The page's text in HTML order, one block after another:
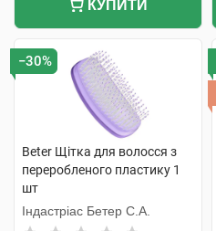
КУПИТИ
−30%
Beter Щітка для волосся з
переробленого пластику 1
шт
Індастріас Бетер С.А.